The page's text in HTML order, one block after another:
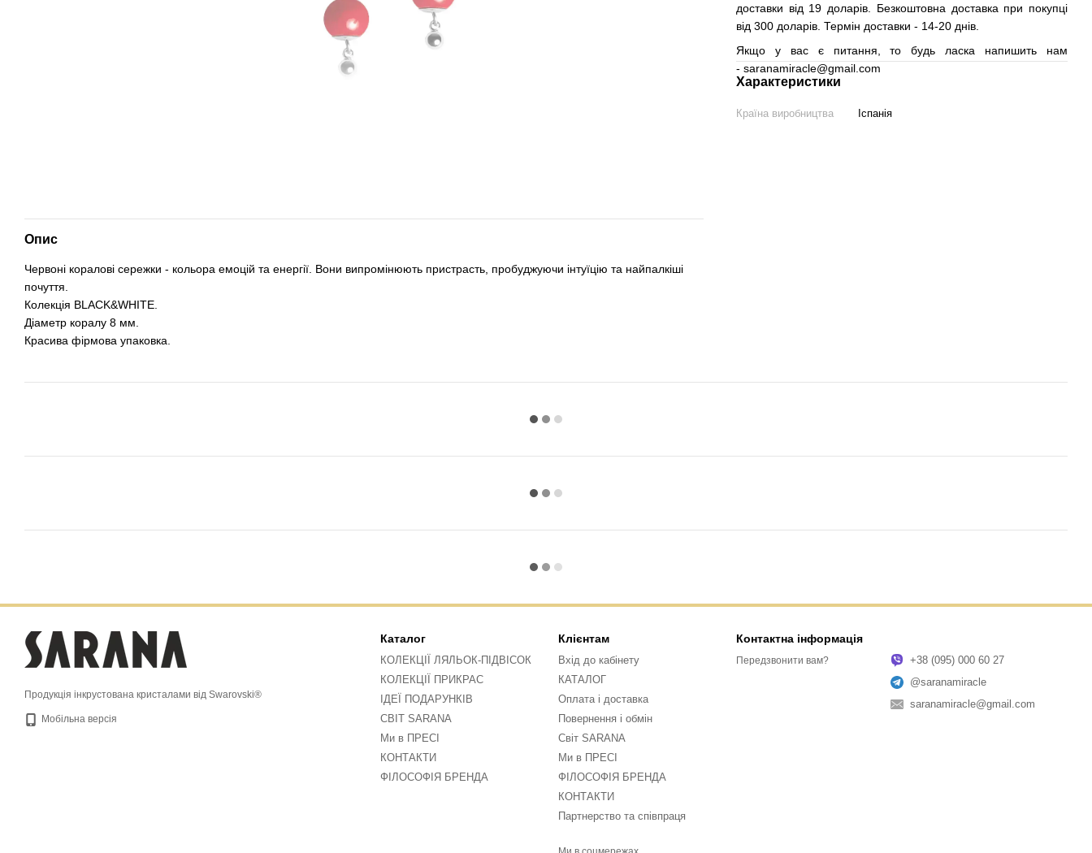
Опис
Червоні коралові сережки - кольора емоцій та енергії. Вони випромінюють пристрасть, пробуджуючи інтуїцію та найпалкіші
почуття.
Колекція BLACK&WHITE.
Діаметр коралу 8 мм.
Красива фірмова упаковка.
доставки від 19 доларів. Безкоштовна доставка при покупці
від 300 доларів. Термін доставки - 14-20 днів.
Якщо у вас є питання, то будь ласка напишить нам
- saranamiracle@gmail.com
Характеристики
Країна виробництва Іспанія
Продукція інкрустована кристалами від Swarovski®
Мобільна версія
Каталог
КОЛЕКЦІЇ ЛЯЛЬОК-ПІДВІСОК
КОЛЕКЦІЇ ПРИКРАС
ІДЕЇ ПОДАРУНКІВ
СВІТ SARANA
Ми в ПРЕСІ
КОНТАКТИ
ФІЛОСОФІЯ БРЕНДА
Клієнтам
Вхід до кабінету
КАТАЛОГ
Оплата і доставка
Повернення і обмін
Світ SARANA
Ми в ПРЕСІ
ФІЛОСОФІЯ БРЕНДА
КОНТАКТИ
Партнерство та співпраця
Контактна інформація
Передзвонити вам?
+38 (095) 000 60 27
@saranamiracle
saranamiracle@gmail.com